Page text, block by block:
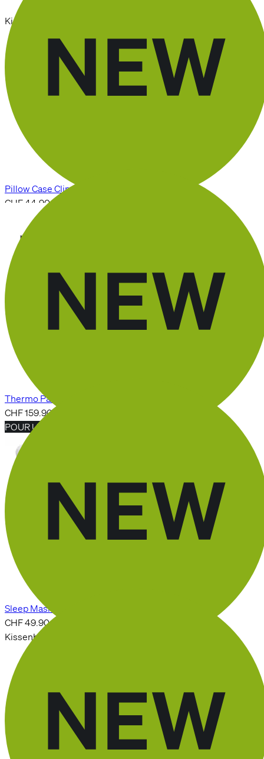
CHF 1,399.90
Kissenbezug
Pillow Case Climate Plus
CHF 44.90
Instant Heat
Wärmepflaster
Thermo Pad
CHF 159.90
POUR UN SOMMEIL CALME
Schlafmaske
Sleep Mask Premium Comfort
CHF 49.90
Kissenbezug